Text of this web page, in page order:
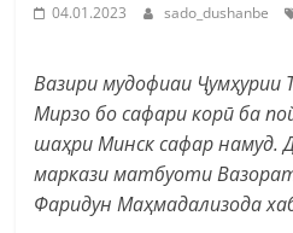
04.01.2023 sado_dushanbe
Вазири мудофиаи
Мирзо бо сафари корӣ ба
шаҳри Минск сафар намуд.
маркази матбуоти
Фаридун Маҳмадализода